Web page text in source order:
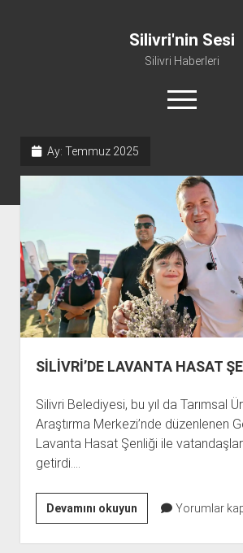
Silivri'nin Sesi
Silivri Haberleri
menüyü
aç
Manifesto
Gündem
Haber
Spor
Künye ve İletişim
Ay: Temmuz 2025
SİLİVRİ’DE LAVANTA HASAT
Silivri Belediyesi, bu yıl da Tarımsal
Araştırma Merkezi’nde düzenlenen
Lavanta Hasat Şenliği ile
getirdi.…
Devamını okuyunSİLİVRİ’DE
LAVANTA
HASAT
Yorumlar